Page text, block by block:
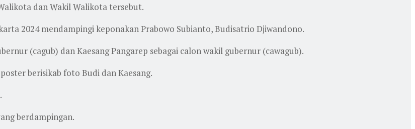
dan Wakil Walikota tersebut.
2024 mendampingi keponakan Prabowo Subianto, Budisatrio Djiwandono.
(cagub) dan Kaesang Pangarep sebagai calon wakil gubernur (cawagub).
berisikab foto Budi dan Kaesang.
berdampingan.